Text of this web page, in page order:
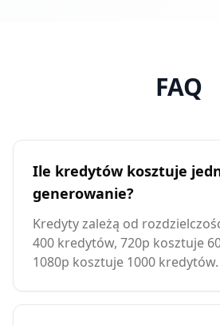
FAQ
Ile kredytów kosztuje
generowanie?
Kredyty zależą od
400 kredytów, 720p kosztuje
1080p kosztuje 1000 kredytów.